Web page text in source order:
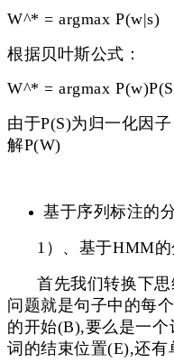
W^* = argmax P(w|s)
根据贝叶斯公式：
W^* = argmax
由于P(S)为归一化因
解P(W)
基于序列标注的
1）、基于HMM的
首先我们转换下思
问题就是句子中的每
的开始(B),要么是一
词的结束位置(E),还有